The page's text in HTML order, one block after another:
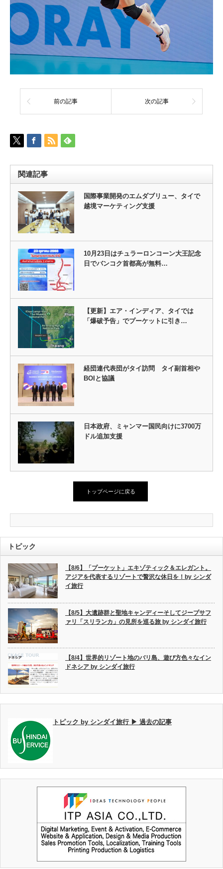
前の記事 次の記事
関連記事
国際事業開発のエムダブリュー、タイで
越境マーケティング支援
10月23日はチュラーロンコーン大王記念
日でバンコク首都高が無料…
【更新】エア・インディア、タイでは
「爆破予告」でプーケットに引き…
経団連代表団がタイ訪問 タイ副首相や
BOIと協議
日本政府、ミャンマー国民向けに3700万
ドル追加支援
トップページに戻る
トピック
【8/6】「プーケット」エキゾティック＆エレガント。
アジアを代表するリゾートで贅沢な休日を！by シンダ
イ旅行
【8/5】大遺跡群と聖地キャンディーそしてジープサフ
ァリ「スリランカ」の見所を巡る旅 by シンダイ旅行
【8/4】世界的リゾート地のバリ島、遊び方色々なイン
ドネシア by シンダイ旅行
トピック by シンダイ旅行 ▶ 過去の記事